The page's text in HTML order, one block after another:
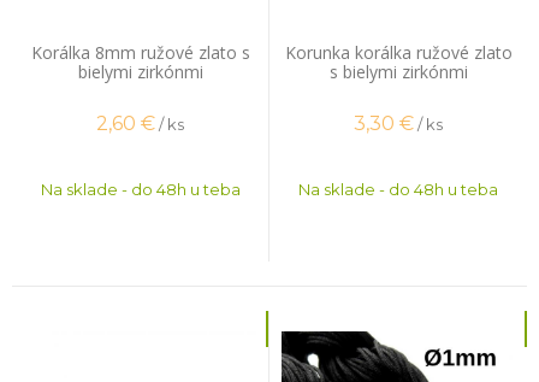
Korálka 8mm ružové zlato s
bielymi zirkónmi
2,60 €/ ks
Na sklade - do 48h u teba
Korunka korálka ružové zlato
s bielymi zirkónmi
3,30 €/ ks
Na sklade - do 48h u teba